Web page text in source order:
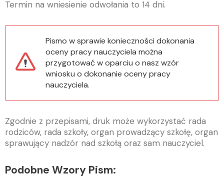
Termin na wniesienie odwołania to 14 dni.
Pismo w sprawie konieczności dokonania
oceny pracy nauczyciela można
przygotować w oparciu o nasz wzór
wniosku o dokonanie oceny pracy
nauczyciela.
Zgodnie z przepisami, druk może wykorzystać rada
rodziców, rada szkoły, organ prowadzący szkołę, organ
sprawujący nadzór nad szkołą oraz sam nauczyciel.
Podobne Wzory Pism: